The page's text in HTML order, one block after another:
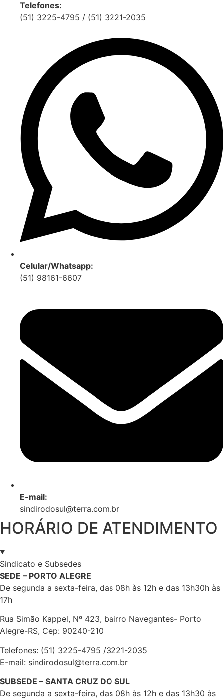
Telefones:
(51) 3225-4795 / (51) 3221-2035
Celular/Whatsapp:
(51) 98161-6607
E-mail:
sindirodosul@terra.com.br
HORÁRIO DE ATENDIMENTO
Sindicato e Subsedes
SEDE – PORTO ALEGRE
De segunda a sexta-feira, das 08h às 12h e das 13h30h às
17h
Rua Simão Kappel, Nº 423, bairro Navegantes- Porto
Alegre-RS, Cep: 90240-210
Telefones: (51) 3225-4795 /3221-2035
E-mail: sindirodosul@terra.com.br
SUBSEDE – SANTA CRUZ DO SUL
De segunda a sexta-feira, das 08h às 12h e das 13h30 às